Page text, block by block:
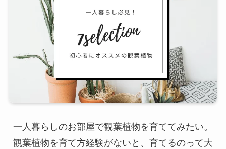
一人暮らしのお部屋で観葉植物を育ててみたい。
観葉植物を育て方経験がないと、育てるのって大